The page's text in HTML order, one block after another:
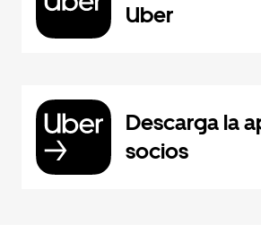
Uber
Descarga la
socios